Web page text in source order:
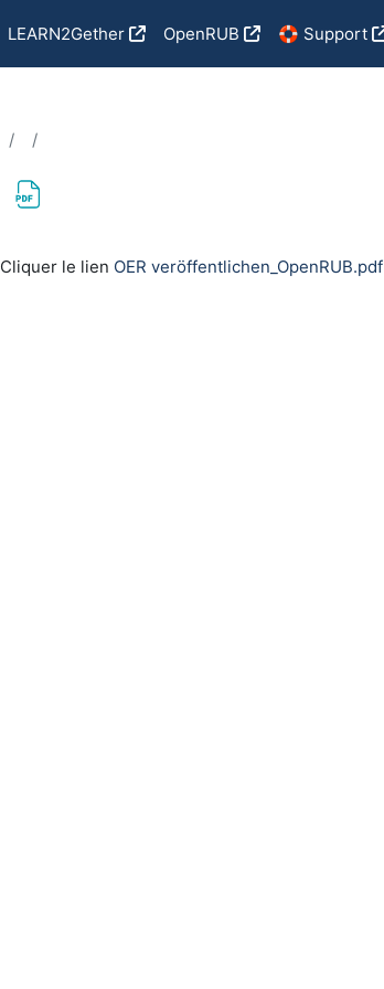
LEARN2Gether OpenRUB 🛟 Support
Cliquer le lien OER veröffentlichen_OpenRUB.pdf